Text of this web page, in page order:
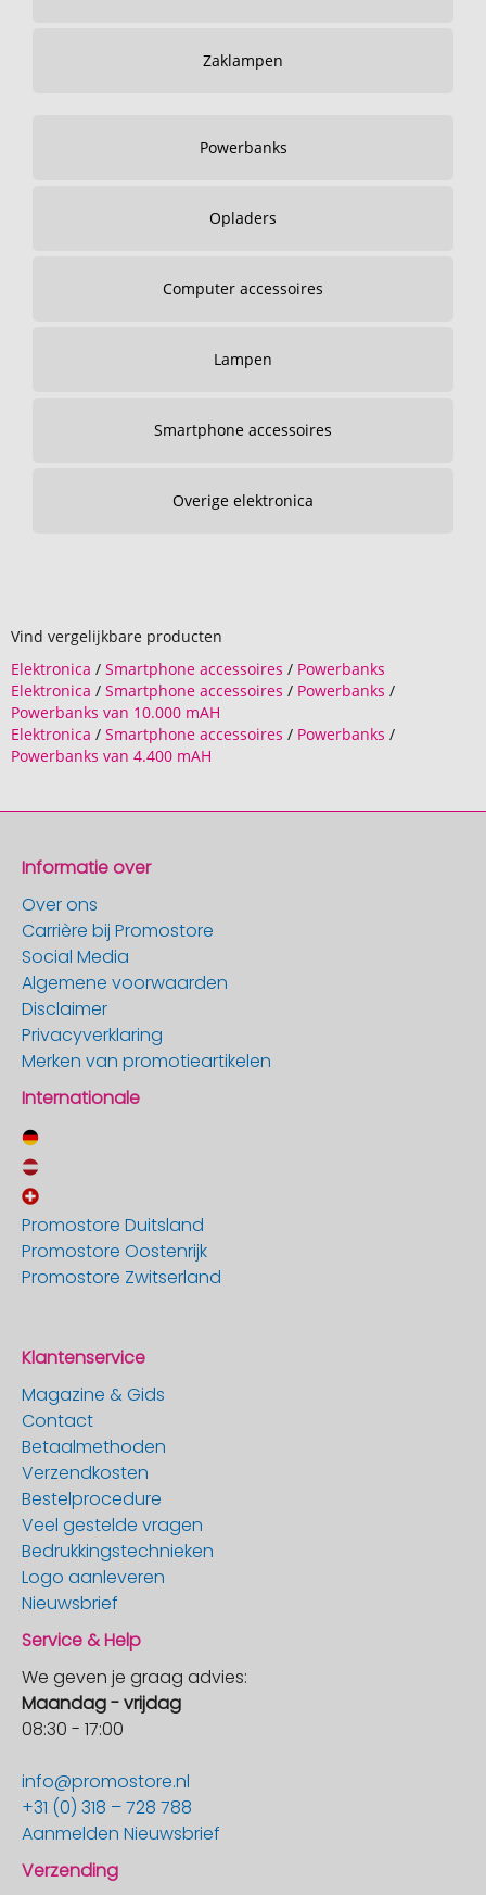
Zaklampen
Powerbanks
Opladers
Computer accessoires
Lampen
Smartphone accessoires
Overige elektronica
Vind vergelijkbare producten
Elektronica / Smartphone accessoires / Powerbanks
Elektronica / Smartphone accessoires / Powerbanks /
Powerbanks van 10.000 mAH
Elektronica / Smartphone accessoires / Powerbanks /
Powerbanks van 4.400 mAH
Informatie over
Over ons
Carrière bij Promostore
Social Media
Algemene voorwaarden
Disclaimer
Privacyverklaring
Merken van promotieartikelen
Internationale
Promostore Duitsland
Promostore Oostenrijk
Promostore Zwitserland
Klantenservice
Magazine & Gids
Contact
Betaalmethoden
Verzendkosten
Bestelprocedure
Veel gestelde vragen
Bedrukkingstechnieken
Logo aanleveren
Nieuwsbrief
Service & Help
We geven je graag advies:
Maandag - vrijdag
08:30 - 17:00
info@promostore.nl
+31 (0) 318 – 728 788
Aanmelden Nieuwsbrief
Verzending